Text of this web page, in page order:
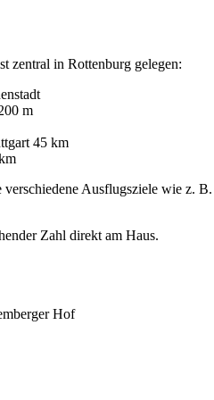
zentral in Rottenburg gelegen:
m
45 km
Ausflugsziele wie z.
Zahl direkt am Haus.
Hof